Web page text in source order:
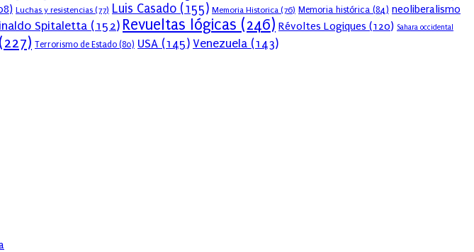
Luchas y resistencias (77) Luis Casado (155) Memoria Historica (76) Memoria histórica (84) neoliberalismo
Spitaletta (152) Revueltas lógicas (246) Révoltes Logiques (120) Sahara occidental
(227) Terrorismo de Estado (80) USA (145) Venezuela (143)